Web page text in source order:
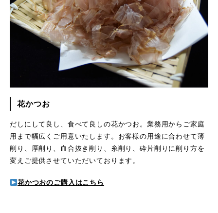
花かつお
だしにして良し、食べて良しの花かつお。業務用からご家庭
用まで幅広くご用意いたします。お客様の用途に合わせて薄
削り、厚削り、血合抜き削り、糸削り、砕片削りに削り方を
変えご提供させていただいております。
花かつおのご購入はこちら